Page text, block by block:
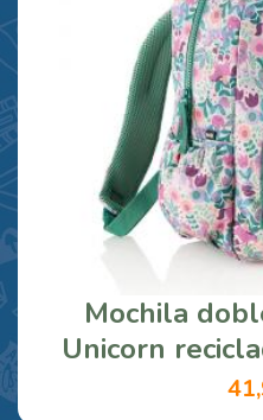
Mochila
Unicorn